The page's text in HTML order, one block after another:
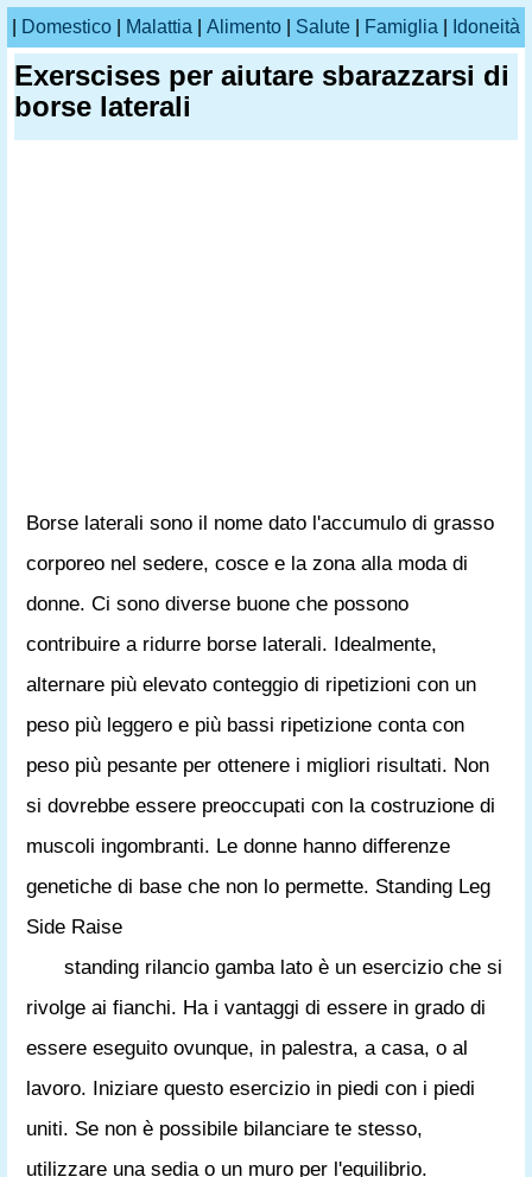
Domestico Malattia Alimento Salute Famiglia Idoneità
Exerscises per aiutare sbarazzarsi di
borse laterali
Borse laterali sono il nome dato l'accumulo di grasso
corporeo nel sedere, cosce e la zona alla moda di
donne. Ci sono diverse buone che possono
contribuire a ridurre borse laterali. Idealmente,
alternare più elevato conteggio di ripetizioni con un
peso più leggero e più bassi ripetizione conta con
peso più pesante per ottenere i migliori risultati. Non
si dovrebbe essere preoccupati con la costruzione di
muscoli ingombranti. Le donne hanno differenze
genetiche di base che non lo permette. Standing Leg
Side Raise
standing rilancio gamba lato è un esercizio che si
rivolge ai fianchi. Ha i vantaggi di essere in grado di
essere eseguito ovunque, in palestra, a casa, o al
lavoro. Iniziare questo esercizio in piedi con i piedi
uniti. Se non è possibile bilanciare te stesso,
utilizzare una sedia o un muro per l'equilibrio.